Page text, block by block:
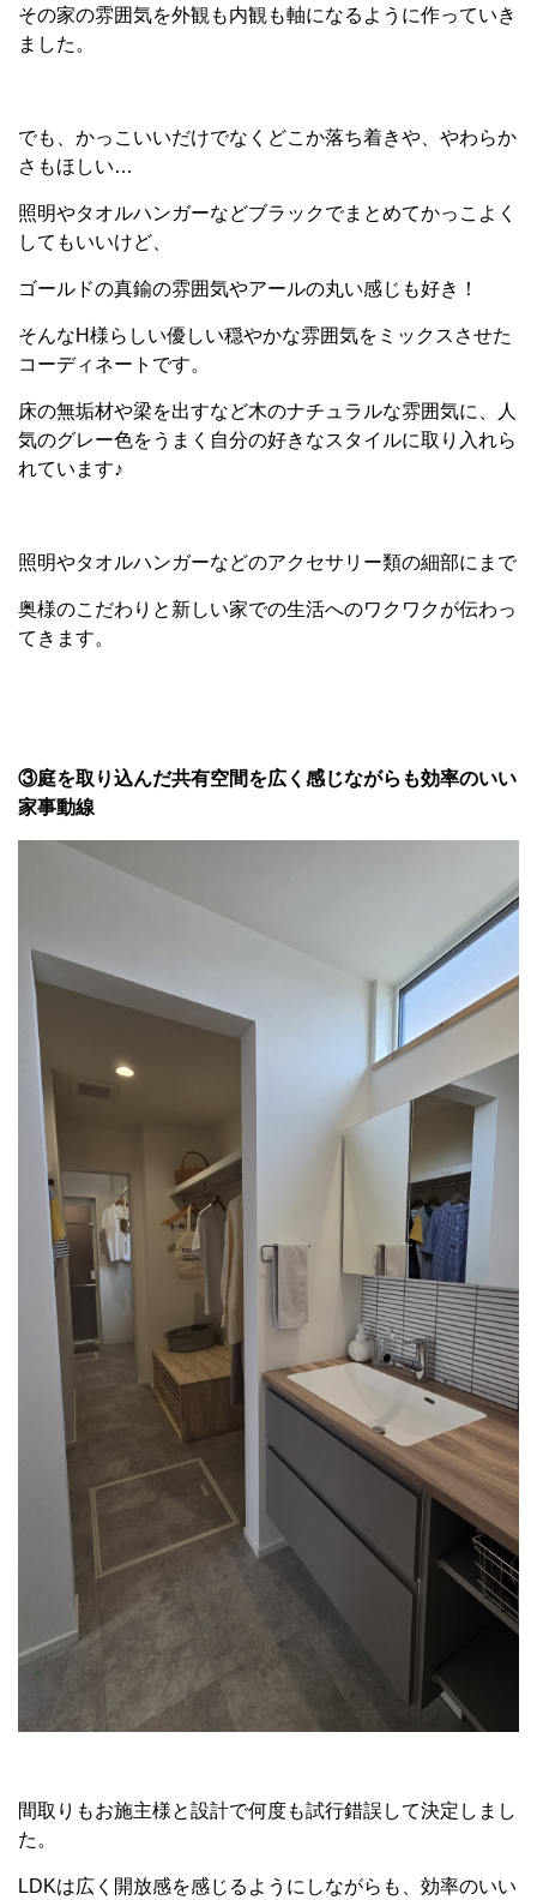
その家の雰囲気を外観も内観も軸になるように作っていき
ました。
でも、かっこいいだけでなくどこか落ち着きや、やわらか
さもほしい…
照明やタオルハンガーなどブラックでまとめてかっこよく
してもいいけど、
ゴールドの真鍮の雰囲気やアールの丸い感じも好き！
そんなH様らしい優しい穏やかな雰囲気をミックスさせた
コーディネートです。
床の無垢材や梁を出すなど木のナチュラルな雰囲気に、人
気のグレー色をうまく自分の好きなスタイルに取り入れら
れています♪
照明やタオルハンガーなどのアクセサリー類の細部にまで
奥様のこだわりと新しい家での生活へのワクワクが伝わっ
てきます。
③庭を取り込んだ共有空間を広く感じながらも効率のいい
家事動線
間取りもお施主様と設計で何度も試行錯誤して決定しまし
た。
LDKは広く開放感を感じるようにしながらも、効率のいい